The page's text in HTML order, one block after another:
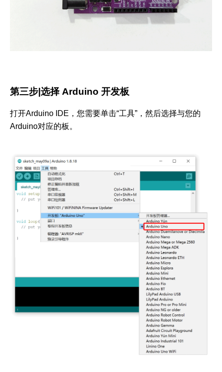
第三步|选择 Arduino 开发板
打开Arduino IDE，您需要单击“工具”，然后选择与您的
Arduino对应的板。